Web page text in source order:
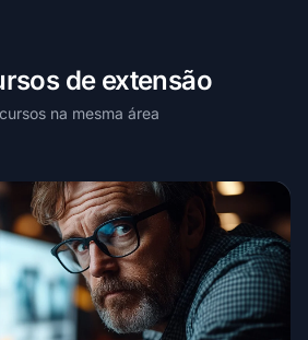
de extensão
na mesma área